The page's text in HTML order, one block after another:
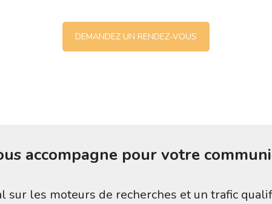
DEMANDEZ UN RENDEZ-VOUS
accompagne pour votre
les moteurs de recherches et un trafic